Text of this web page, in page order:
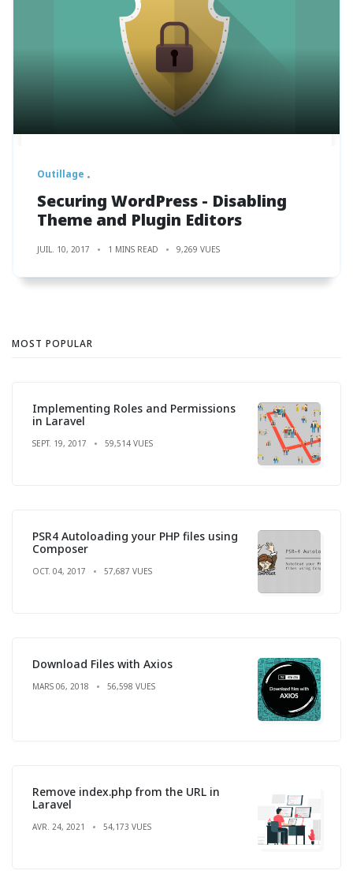
Outillage
Securing WordPress - Disabling
Theme and Plugin Editors
JUIL. 10, 2017 1 MINS READ 9,269 VUES
MOST POPULAR
Implementing Roles and Permissions
in Laravel
SEPT. 19, 2017 59,514 VUES
PSR4 Autoloading your PHP files using
Composer
OCT. 04, 2017 57,687 VUES
Download Files with Axios
MARS 06, 2018 56,598 VUES
Remove index.php from the URL in
Laravel
AVR. 24, 2021 54,173 VUES